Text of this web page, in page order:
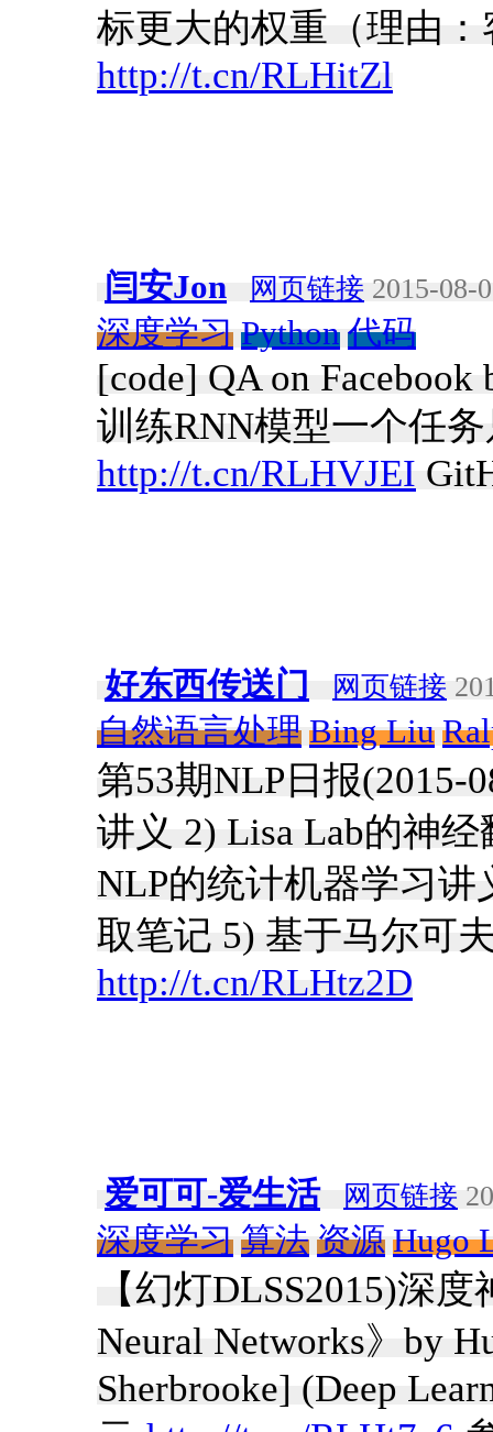
标更大的权重（理由
http://t.cn/RLHitZl
闫安Jon 网页链接 2015-08-
深度学习 Python 代码
[code] QA on
训练RNN模型一个任
http://t.cn/RLHVJEI
好东西传送门 网页链接
自然语言处理 Bing Liu
第53期NLP日报(2015-
讲义 2) Lisa Lab的神
NLP的统计机器学习讲
取笔记 5) 基于马尔可
http://t.cn/RLHtz2D
爱可可-爱生活 网页链接
深度学习 算法 资源 Hugo
【幻灯DLSS2015)深
Neural Networks》by
Sherbrooke] (Deep